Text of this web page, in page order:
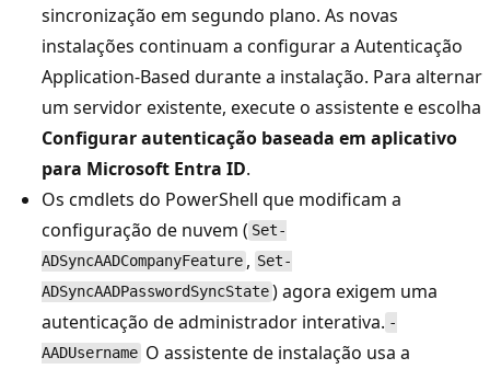
sincronização em segundo plano. As novas
instalações continuam a configurar a Autenticação
Application-Based durante a instalação. Para alternar
um servidor existente, execute o assistente e escolha
Configurar autenticação baseada em aplicativo
para Microsoft Entra ID.
Os cmdlets do PowerShell que modificam a
configuração de nuvem ( Set-
ADSyncAADCompanyFeature , Set-
ADSyncAADPasswordSyncState) agora exigem uma
autenticação de administrador interativa. -
AADUsername O assistente de instalação usa a